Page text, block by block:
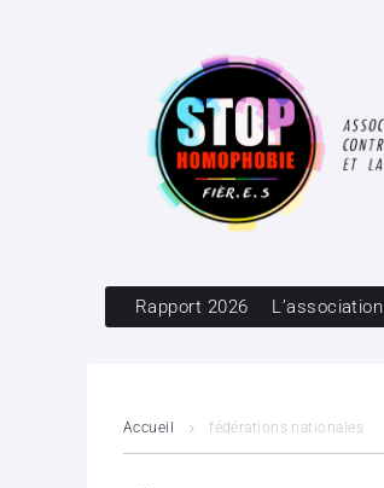
Rapport 2026 L’association
Accueil fédérations nationales